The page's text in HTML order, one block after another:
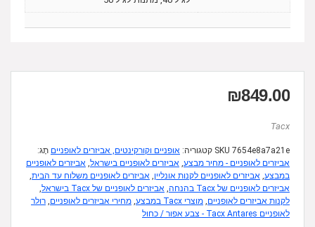
₪849.00
Tacx
SKU 7654e8a7a21e קטגוריה: אופניים וקורקינטים, אביזרים לאופניים תָג:
אביזרים לאופניים - מחיר מבצע, אביזרים לאופניים בישראל, אביזרים לאופניים
במבצע, אביזרים לאופניים לקנות אונליין, אביזרים לאופניים משלוח עד הבית,
אביזרים לאופניים של Tacx בהנחה
, אביזרים לאופניים של Tacx בישראל
,
לקנות אביזרים לאופניים, מוצרי Tacx במבצע , מחירי אביזרים לאופניים, רולר
לאופניים Tacx Antares - צבע אפור / כחול